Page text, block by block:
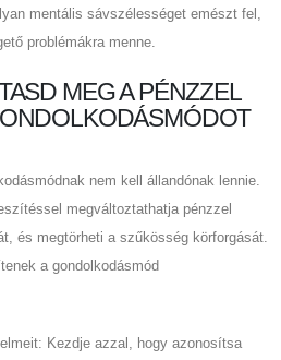
mentális sávszélességet emészt fel,
problémákra menne.
MEG A PÉNZZEL
nem kell állandónak lennie.
megváltoztathatja pénzzel
és megtörheti a szűkösség körforgását.
a gondolkodásmód
Kezdje azzal, hogy azonosítsa